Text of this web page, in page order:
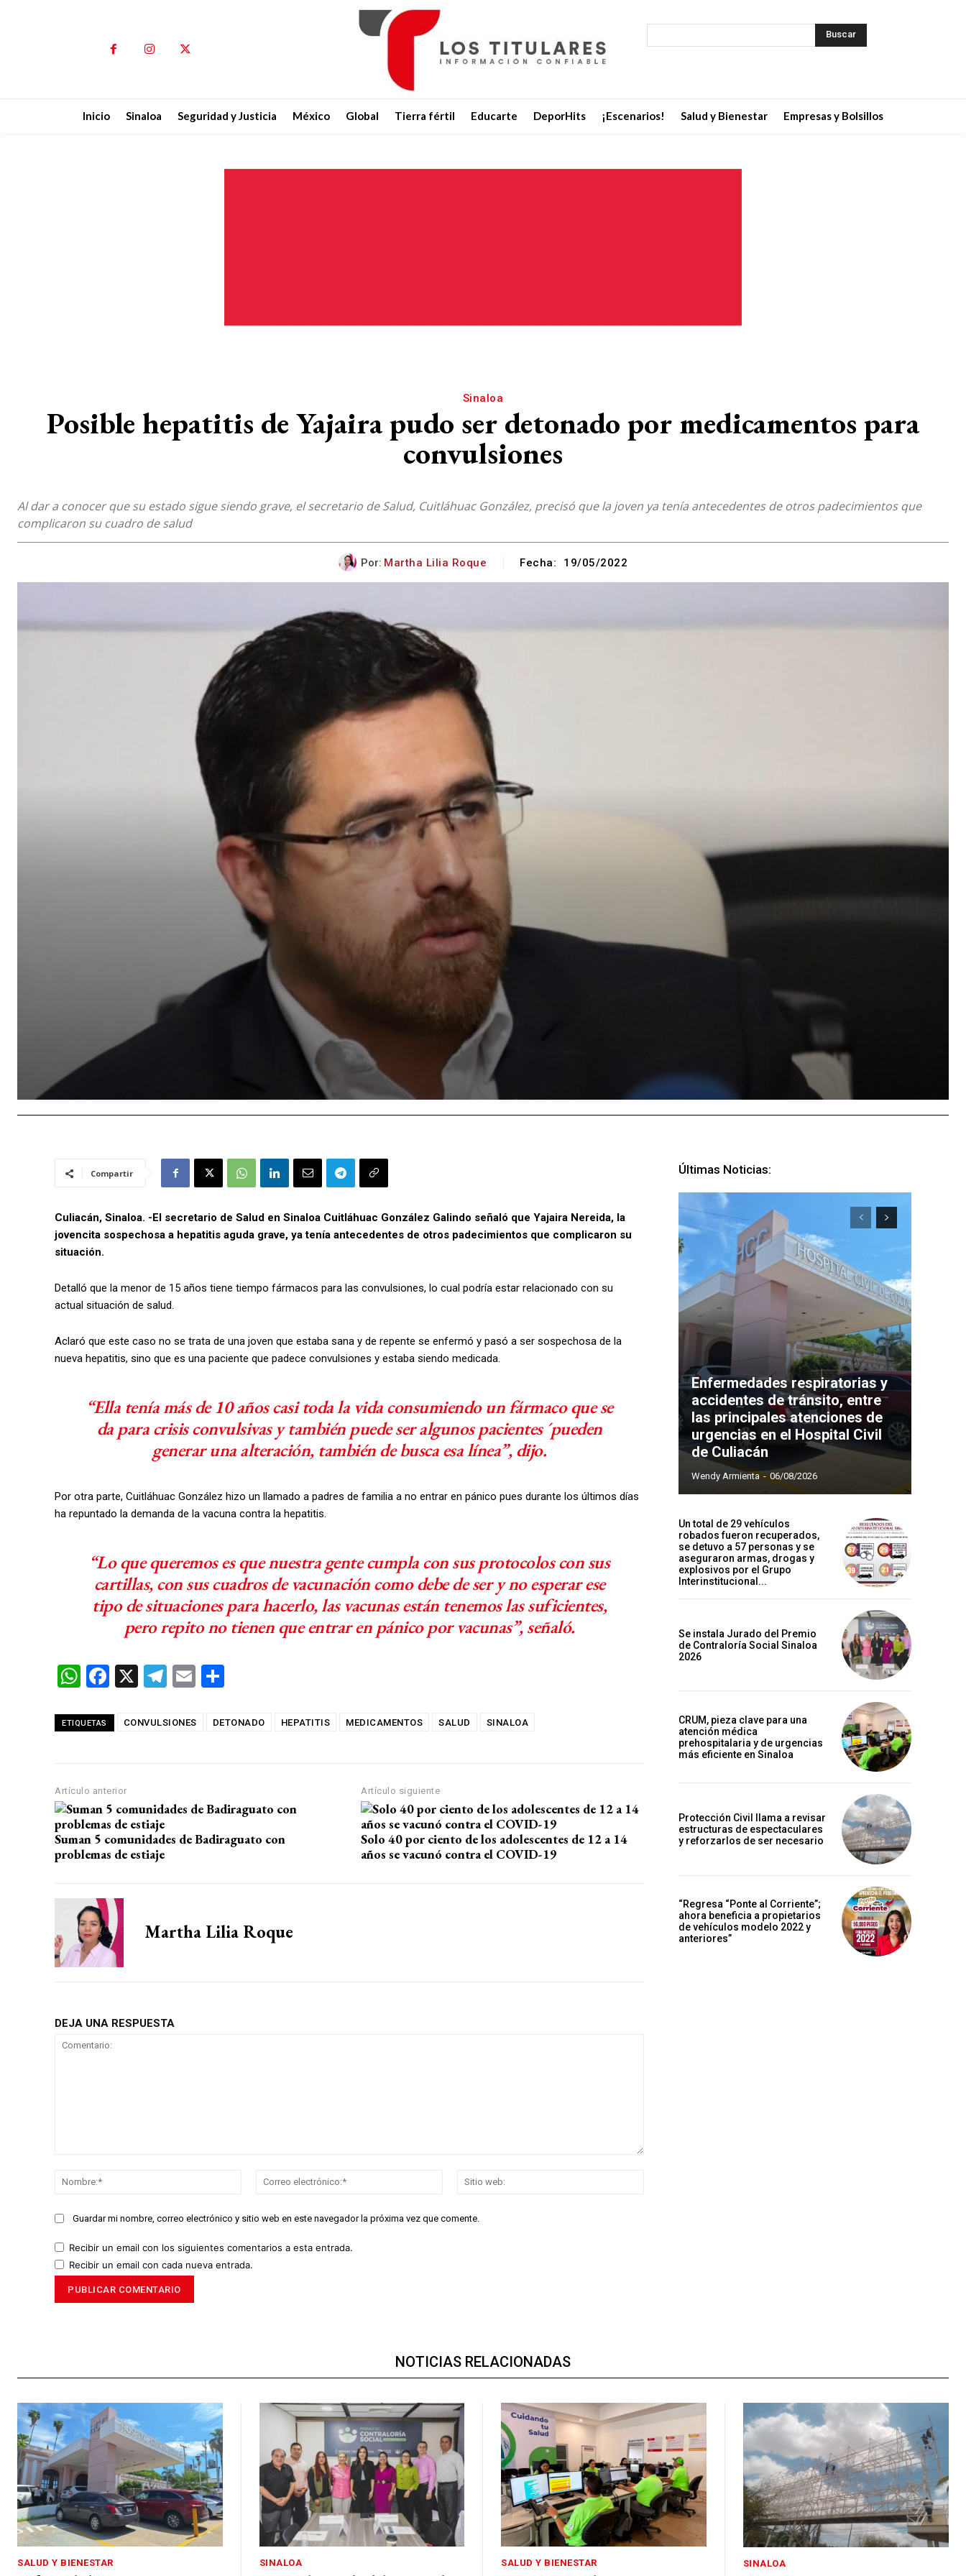
Buscar
Inicio Sinaloa Seguridad y Justicia México Global Tierra fértil Educarte DeporHits ¡Escenarios! Salud y Bienestar Empresas y Bolsillos
Sinaloa
Posible hepatitis de Yajaira pudo ser detonado por medicamentos para
convulsiones
Al dar a conocer que su estado sigue siendo grave, el secretario de Salud, Cuitláhuac González, precisó que la joven ya tenía antecedentes de otros padecimientos que
complicaron su cuadro de salud
Por: Martha Lilia Roque Fecha: 19/05/2022
Compartir
Culiacán, Sinaloa. -El secretario de Salud en Sinaloa Cuitláhuac González Galindo señaló que Yajaira Nereida, la
jovencita sospechosa a hepatitis aguda grave, ya tenía antecedentes de otros padecimientos que complicaron su
situación.
Detalló que la menor de 15 años tiene tiempo fármacos para las convulsiones, lo cual podría estar relacionado con su
actual situación de salud.
Aclaró que este caso no se trata de una joven que estaba sana y de repente se enfermó y pasó a ser sospechosa de la
nueva hepatitis, sino que es una paciente que padece convulsiones y estaba siendo medicada.
“Ella tenía más de 10 años casi toda la vida consumiendo un fármaco que se
da para crisis convulsivas y también puede ser algunos pacientes ´pueden
generar una alteración, también de busca esa línea”, dijo.
Por otra parte, Cuitláhuac González hizo un llamado a padres de familia a no entrar en pánico pues durante los últimos días
ha repuntado la demanda de la vacuna contra la hepatitis.
“Lo que queremos es que nuestra gente cumpla con sus protocolos con sus
cartillas, con sus cuadros de vacunación como debe de ser y no esperar ese
tipo de situaciones para hacerlo, las vacunas están tenemos las suficientes,
pero repito no tienen que entrar en pánico por vacunas”, señaló.
W
at
p
p
F
ce
o
k
X
T
e
E
ail m
ETIQUETAS CONVULSIONES DETONADO HEPATITIS MEDICAMENTOS SALUD SINALOA
Artículo anterior
Suman 5 comunidades de Badiraguato con
problemas de estiaje
Artículo siguiente
Solo 40 por ciento de los adolescentes de 12 a 14
años se vacunó contra el COVID-19
Martha Lilia Roque
DEJA UNA RESPUESTA
Nombre:*
Correo
Guardar mi nombre, correo electrónico y sitio web en este navegador la próxima vez que comente.
Recibir un email con los siguientes comentarios a esta entrada.
Recibir un email con cada nueva entrada.
Últimas Noticias:
Enfermedades respiratorias y
accidentes de tránsito, entre
las principales atenciones de
urgencias en el Hospital Civil
de Culiacán
Wendy Armienta - 06/08/2026
Un total de 29 vehículos
robados fueron recuperados,
se detuvo a 57 personas y se
aseguraron armas, drogas y
explosivos por el Grupo
Interinstitucional...
Se instala Jurado del Premio
de Contraloría Social Sinaloa
2026
CRUM, pieza clave para una
atención médica
prehospitalaria y de urgencias
más eficiente en Sinaloa
Protección Civil llama a revisar
estructuras de espectaculares
y reforzarlos de ser necesario
“Regresa “Ponte al Corriente”;
ahora beneficia a propietarios
de vehículos modelo 2022 y
anteriores”
NOTICIAS RELACIONADAS
SALUD Y BIENESTAR SINALOA SALUD Y BIENESTAR SINALOA